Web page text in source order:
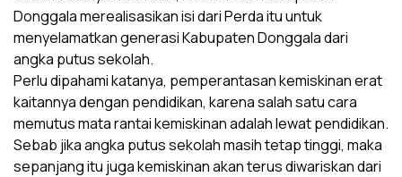
Donggala merealisasikan isi dari Perda itu untuk
menyelamatkan generasi Kabupaten Donggala dari
angka putus sekolah.
Perlu dipahami katanya, pemperantasan kemiskinan erat
kaitannya dengan pendidikan, karena salah satu cara
memutus mata rantai kemiskinan adalah lewat pendidikan.
Sebab jika angka putus sekolah masih tetap tinggi, maka
sepanjang itu juga kemiskinan akan terus diwariskan dari